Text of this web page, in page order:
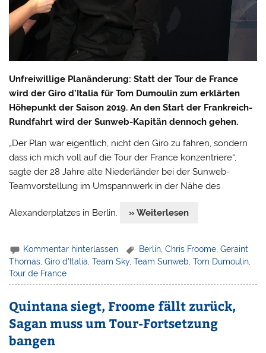
Unfreiwillige Planänderung: Statt der Tour de France
wird der Giro d’Italia für Tom Dumoulin zum erklärten
Höhepunkt der Saison 2019. An den Start der Frankreich-
Rundfahrt wird der Sunweb-Kapitän dennoch gehen.
„Der Plan war eigentlich, nicht den Giro zu fahren, sondern
dass ich mich voll auf die Tour der France konzentriere“,
sagte der 28 Jahre alte Niederländer bei der Sunweb-
Teamvorstellung im Umspannwerk in der Nähe des
Alexanderplatzes in Berlin. » Weiterlesen
Kommentar hinterlassen Berlin ,Chris Froome ,Geraint
Thomas,Giro d'Italia,Team Sky,Team Sunweb,Tom Dumoulin,
Tour de France
Quintana siegt, Froome fällt zurück,
Sagan muss um Tour-Fortsetzung
bangen